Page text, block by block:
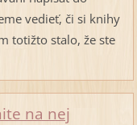
vedieť, či si knihy
totižto stalo, že ste
na nej